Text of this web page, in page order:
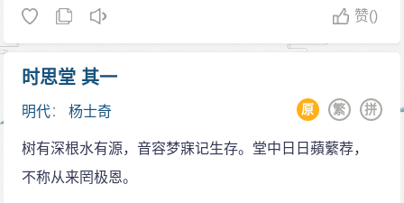
玉，让他以诗法进讲。杨士奇则称：“陛下应当留意学习
《六经》，空暇时候则阅读两汉时期的诏令。诗歌乃雕
虫小技，不足为学。”太子表示赞同。当初朱棣起兵时
候，汉王朱高煦力战有功。朱棣许诺成功后立其为太
赞()
时思堂 其一
明代：杨士奇 拼
繁
原
树有深根水有源，音容梦寐记生存。堂中日日蘋蘩荐，
不称从来罔极恩。